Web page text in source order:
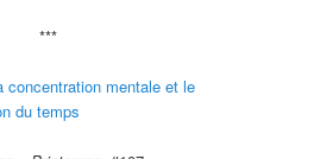
***
concentration mentale et le
du temps